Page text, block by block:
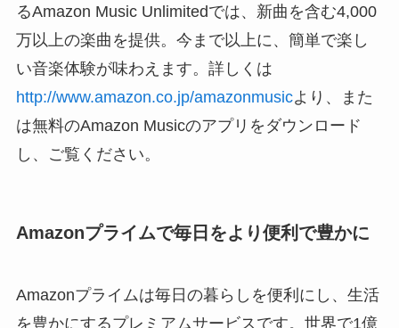
るAmazon Music Unlimitedでは、新曲を含む4,000
万以上の楽曲を提供。今まで以上に、簡単で楽し
い音楽体験が味わえます。詳しくは
http://www.amazon.co.jp/amazonmusicより、また
は無料のAmazon Musicのアプリをダウンロード
し、ご覧ください。
Amazonプライムで毎日をより便利で豊かに
Amazonプライムは毎日の暮らしを便利にし、生活
を豊かにするプレミアムサービスです。世界で1億